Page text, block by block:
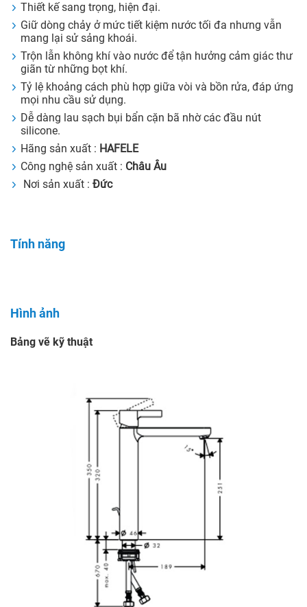
Thiết kế sang trọng, hiện đại.
Giữ dòng chảy ở mức tiết kiệm nước tối đa nhưng vẫn
mang lại sử sảng khoái.
Trộn lẫn không khí vào nước để tận hưởng cảm giác thư
giãn từ những bọt khí.
Tỷ lệ khoảng cách phù hợp giữa vòi và bồn rửa, đáp ứng
mọi nhu cầu sử dụng.
Dễ dàng lau sạch bụi bẩn cặn bã nhờ các đầu nút
silicone.
Hãng sản xuất : HAFELE
Công nghệ sản xuất : Châu Âu
Nơi sản xuất : Đức
Tính năng
Hình ảnh
Bảng vẽ kỹ thuật